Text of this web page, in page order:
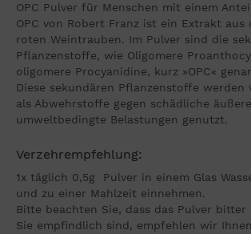
OPC Pulver für Menschen mit einem
OPC von Robert Franz ist ein Extrakt aus
roten Weintrauben. Im Pulver sind die
Pflanzenstoffe, wie Oligomere
oligomere Procyanidine, kurz »OPC«
Diese sekundären Pflanzenstoffe werden
als Abwehrstoffe gegen schädliche
umweltbedingte Belastungen genutzt.
Verzehrempfehlung:
1x täglich 0,5g Pulver in einem Glas
und zu einer Mahlzeit einnehmen.
Bitte beachten Sie, dass das Pulver bitter
Sie empfindlich sind, empfehlen wir